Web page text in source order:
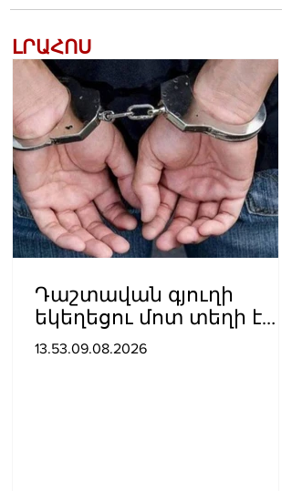
ԼՐԱՀՈՍ
Դաշտավան գյուղի
եկեղեցու մոտ տեղի է
ունեցել ծեծկռտուք՝
13.53.09.08.2026